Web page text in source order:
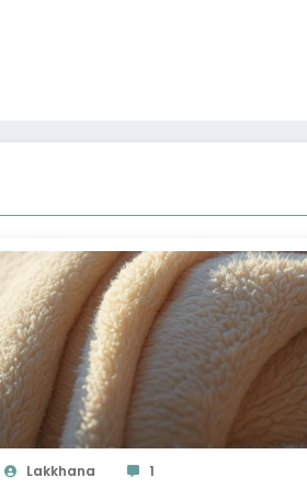
Lakkhana 1